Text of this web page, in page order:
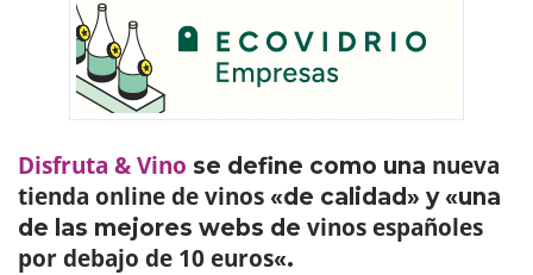
Disfruta & Vino se define como una nueva
tienda online de vinos «de calidad» y «una
de las mejores webs de vinos españoles
por debajo de 10 euros«.